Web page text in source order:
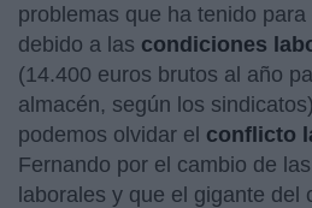
problemas que ha tenido
debido a las condiciones
(14.400 euros brutos al año
almacén, según los
podemos olvidar el conflicto
Fernando por el cambio de
laborales y que el gigante del